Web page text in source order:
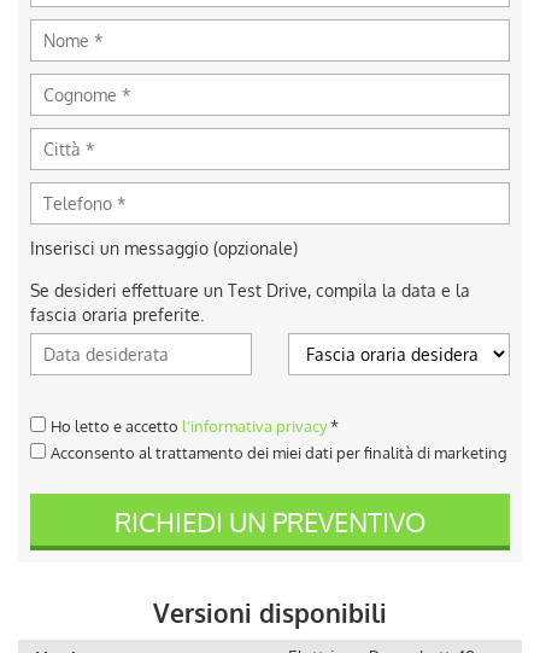
Inserisci un messaggio (opzionale)
Se desideri effettuare un Test Drive, compila la data e la
fascia oraria preferite.
Ho letto e accetto l'informativa privacy*
Acconsento al trattamento dei miei dati per finalità di marketing
RICHIEDI UN PREVENTIVO
Versioni disponibili